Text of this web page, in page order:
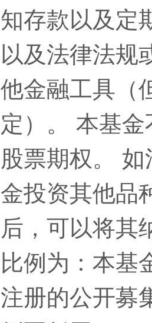
知存款以及定
以及法律法规
他金融工具（
定）。 本基
股票期权。
金投资其他品
后，可以将其
比例为：本基
注册的公开募